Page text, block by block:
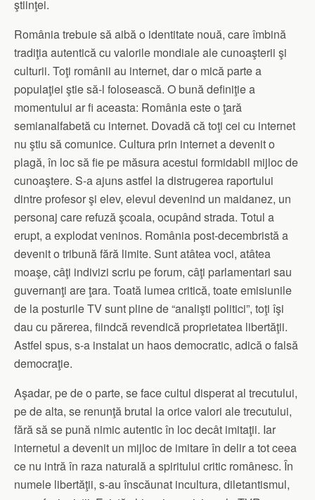
ştiinţei.
România trebuie să aibă o identitate nouă, care îmbină
tradiţia autentică cu valorile mondiale ale cunoaşterii şi
culturii. Toţi românii au internet, dar o mică parte a
populaţiei ştie să-l folosească. O bună definiţie a
momentului ar fi aceasta: România este o ţară
semianalfabetă cu internet. Dovadă că toţi cei cu internet
nu ştiu să comunice. Cultura prin internet a devenit o
plagă, în loc să fie pe măsura acestui formidabil mijloc de
cunoaştere. S-a ajuns astfel la distrugerea raportului
dintre profesor şi elev, elevul devenind un maidanez, un
personaj care refuză şcoala, ocupând strada. Totul a
erupt, a explodat veninos. România post-decembristă a
devenit o tribună fără limite. Sunt atâtea voci, atâtea
moaşe, câţi indivizi scriu pe forum, câţi parlamentari sau
guvernanţi are ţara. Toată lumea critică, toate emisiunile
de la posturile TV sunt pline de “analişti politici”, toţi îşi
dau cu părerea, fiindcă revendică proprietatea libertăţii.
Astfel spus, s-a instalat un haos democratic, adică o falsă
democraţie.
Aşadar, pe de o parte, se face cultul disperat al trecutului,
pe de alta, se renunţă brutal la orice valori ale trecutului,
fără să se pună nimic autentic în loc decât imitaţii. Iar
internetul a devenit un mijloc de imitare în delir a tot ceea
ce nu intră în raza naturală a spiritului critic românesc. În
numele libertăţii, s-au înscăunat incultura, diletantismul,